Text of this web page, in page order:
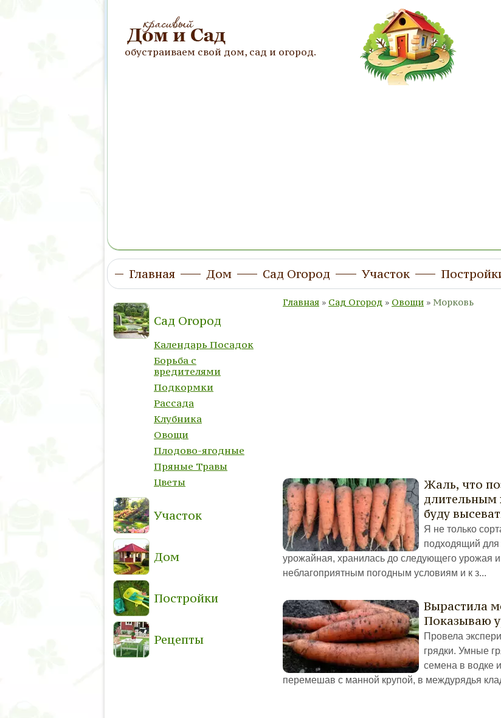
обустраиваем свой дом, сад и огород.
Главная Дом Сад Огород Участок
Главная » Сад Огород » Овощи » Морковь
Жаль, что
длительным
буду
Я не только
подходящий для
урожайная, хранилась до следующего урожая
неблагоприятным погодным условиям и к з...
Вырастила
Показываю
Провела
грядки. Умные
семена в водке
перемешав с манной крупой, в междурядья
Сад Огород
Календарь Посадок
Борьба с
вредителями
Подкормки
Рассада
Клубника
Овощи
Плодово-ягодные
Пряные Травы
Цветы
Участок
Дом
Постройки
Рецепты